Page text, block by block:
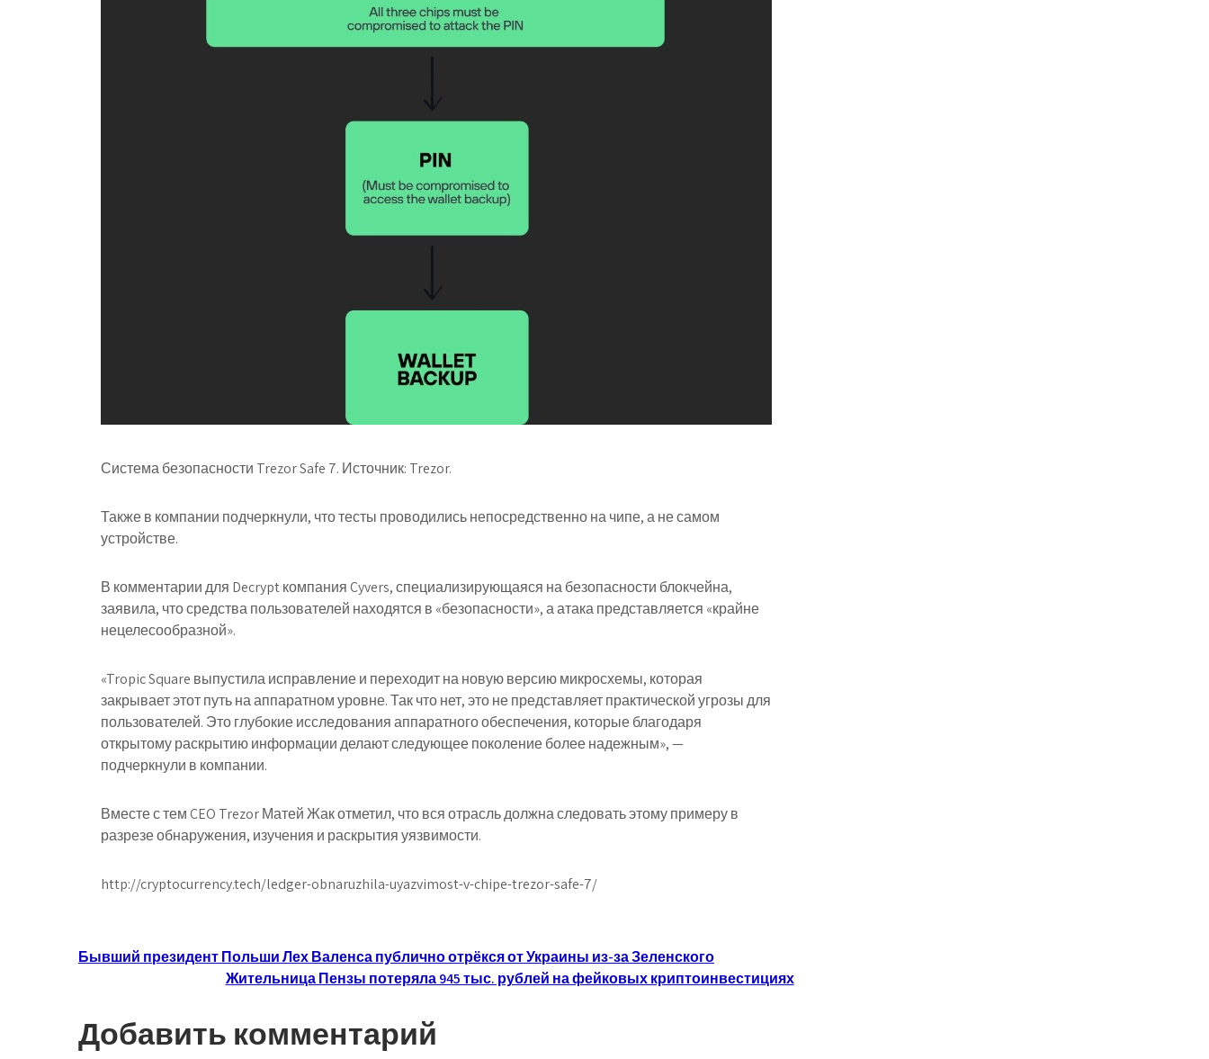
Система безопасности Trezor Safe 7. Источник: Trezor.
Также в компании подчеркнули, что тесты проводились непосредственно на чипе, а не самом
устройстве.
В комментарии для Decrypt компания Cyvers, специализирующаяся на безопасности блокчейна,
заявила, что средства пользователей находятся в «безопасности», а атака представляется «крайне
нецелесообразной».
«Tropic Square выпустила исправление и переходит на новую версию микросхемы, которая
закрывает этот путь на аппаратном уровне. Так что нет, это не представляет практической угрозы для
пользователей. Это глубокие исследования аппаратного обеспечения, которые благодаря
открытому раскрытию информации делают следующее поколение более надежным», —
подчеркнули в компании.
Вместе с тем CEO Trezor Матей Жак отметил, что вся отрасль должна следовать этому примеру в
разрезе обнаружения, изучения и раскрытия уязвимости.
http://cryptocurrency.tech/ledger-obnaruzhila-uyazvimost-v-chipe-trezor-safe-7/
Навигация
записям
Бывший президент Польши Лех Валенса публично отрёкся от Украины из-за Зеленского
Жительница Пензы потеряла 945 тыс. рублей на фейковых криптоинвестициях
Добавить комментарий